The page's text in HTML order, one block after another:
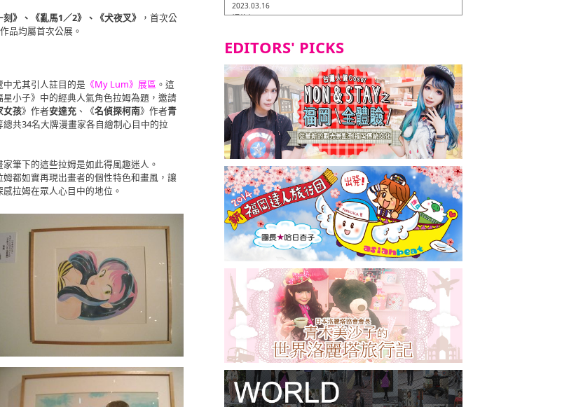
》、《亂馬1／2》、《犬夜叉》
，首次公
品均屬首次公展。
中尤其引人註目的是 《My Lum》展區 。這
星小子》中的經典人氣角色拉姆為題，邀請
女孩》作者安達充 、《名偵探柯南》作者青
總共34名大牌漫畫家各自繪制心目中的拉
家筆下的這些拉姆是如此得風趣迷人。
姆都如實再現出畫者的個性特色和畫風，讓
感拉姆在眾人心目中的地位。
2023.03.16
福龍軒
2023.03.07
Isogiyokarazu 博多總店 〜 嚴格素食主義・素食主義者的菜單試
的試吃之旅 in 福岡市！ 〜
2023.03.07
嚴格素食主義・素食主義者的菜單試的試吃之旅 in 福岡市！
2023.03.02
Little Stand 大名店 〜 嚴格素食主義・素食主義者的菜單試的試
吃之旅 in 福岡市！ 〜
2023.02.28
東築軒 折尾本社烏冬店
EDITORS' PICKS